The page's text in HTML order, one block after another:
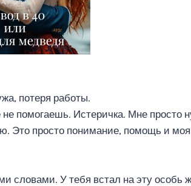
потеря работы.
помогаешь. Истеричка. Мне просто
Это просто понимание, помощь и моя
словами. У тебя встал на эту особь